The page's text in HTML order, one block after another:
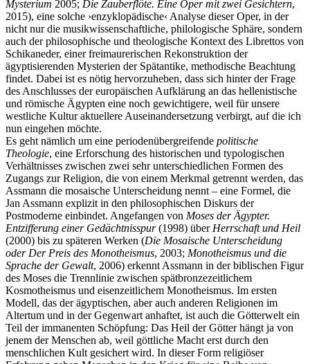
Mysterium 2005; Die Zauberflöte. Eine Oper mit zwei Gesichtern,
2015), eine solche ›enzyklopädische‹ Analyse dieser Oper, in der
nicht nur die musikwissenschaftliche, philologische Sphäre, sondern
auch der philosophische und theologische Kontext des Librettos von
Schikaneder, einer freimaurerischen Rekonstruktion der
ägyptisierenden Mysterien der Spätantike, methodische Beachtung
findet. Dabei ist es nötig hervorzuheben, dass sich hinter der Frage
des Anschlusses der europäischen Aufklärung an das hellenistische
und römische Ägypten eine noch gewichtigere, weil für unsere
westliche Kultur aktuellere Auseinandersetzung verbirgt, auf die ich
nun eingehen möchte.
Es geht nämlich um eine periodenübergreifende politische
Theologie, eine Erforschung des historischen und typologischen
Verhältnisses zwischen zwei sehr unterschiedlichen Formen des
Zugangs zur Religion, die von einem Merkmal getrennt werden, das
Assmann die mosaische Unterscheidung nennt – eine Formel, die
Jan Assmann explizit in den philosophischen Diskurs der
Postmoderne einbindet. Angefangen von Moses der Ägypter.
Entzifferung einer Gedächtnisspur(1998) über Herrschaft und Heil
(2000) bis zu späteren Werken (Die Mosaische Unterscheidung
oder Der Preis des Monotheismus, 2003; Monotheismus und die
Sprache der Gewalt, 2006) erkennt Assmann in der biblischen Figur
des Moses die Trennlinie zwischen spätbronzezeitlichem
Kosmotheismus und eisenzeitlichem Monotheismus. Im ersten
Modell, das der ägyptischen, aber auch anderen Religionen im
Altertum und in der Gegenwart anhaftet, ist auch die Götterwelt ein
Teil der immanenten Schöpfung: Das Heil der Götter hängt ja von
jenem der Menschen ab, weil göttliche Macht erst durch den
menschlichen Kult gesichert wird. In dieser Form religiöser